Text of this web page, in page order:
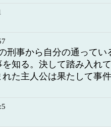
刑事から自分の通ってい
知る。決して踏み入れ
た主人公は果たして事